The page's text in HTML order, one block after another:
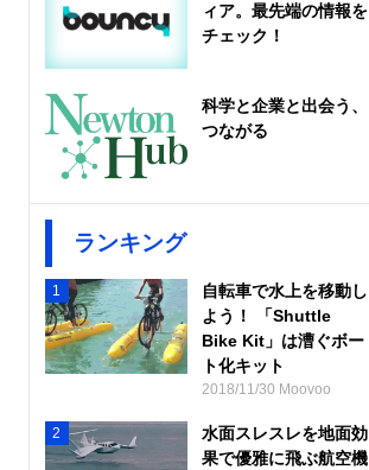
ィア。最先端の情報を
チェック！
科学と企業と出会う、
つながる
ランキング
1
自転車で水上を移動し
よう！ 「Shuttle
Bike Kit」は漕ぐボー
ト化キット
2018/11/30 Moovoo
2
水面スレスレを地面効
果で優雅に飛ぶ航空機